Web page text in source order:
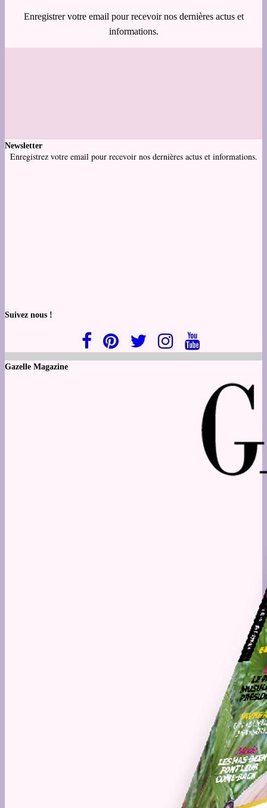
Enregistrer votre email pour recevoir nos dernières actus et
informations.
Newsletter
Enregistrez votre email pour recevoir nos dernières actus et informations.
Suivez nous !
Gazelle Magazine